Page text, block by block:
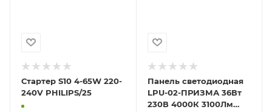
Стартер S10 4-65W 220-
240V PHILIPS/25
Панель светодиодная
LPU-02-ПРИЗМА 36Вт
230В 4000К 3100Лм